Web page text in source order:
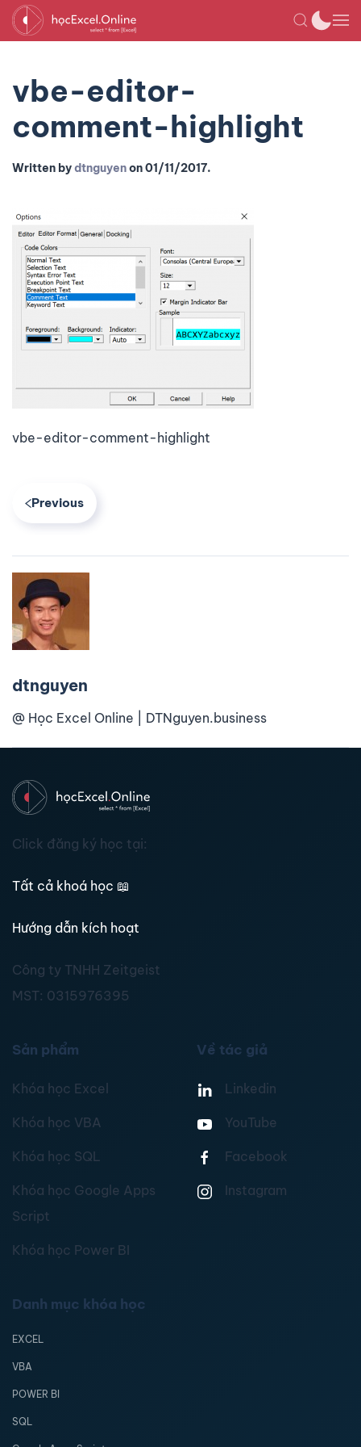
vbe-editor-
comment-highlight
Written bydtnguyenon01/11/2017.
vbe-editor-comment-highlight
Previous
dtnguyen
@ Học Excel Online | DTNguyen.business
Click đăng ký học tại:
Tất cả khoá học 📖
Hướng dẫn kích hoạt
Công ty TNHH Zeitgeist
MST: 0315976395
Sản phẩm
Khóa học Excel
Khóa học VBA
Khóa học SQL
Khóa học Google Apps
Script
Khóa học Power BI
Về tác giả
Linkedin
YouTube
Facebook
Instagram
Danh mục khóa học
EXCEL
VBA
POWER BI
SQL